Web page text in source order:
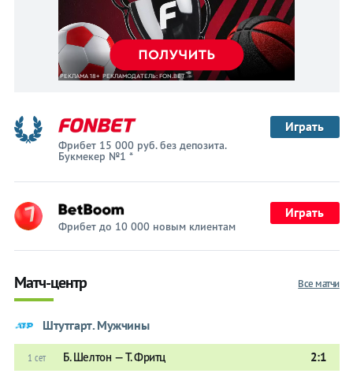
Фрибет 15 000 руб. без депозита.
Букмекер №1 *
Играть
Фрибет до 10 000 новым клиентам
Играть
Все матчи
Матч-центр
Штутгарт. Мужчины
1 сет Б. Шелтон — Т. Фритц 2:1